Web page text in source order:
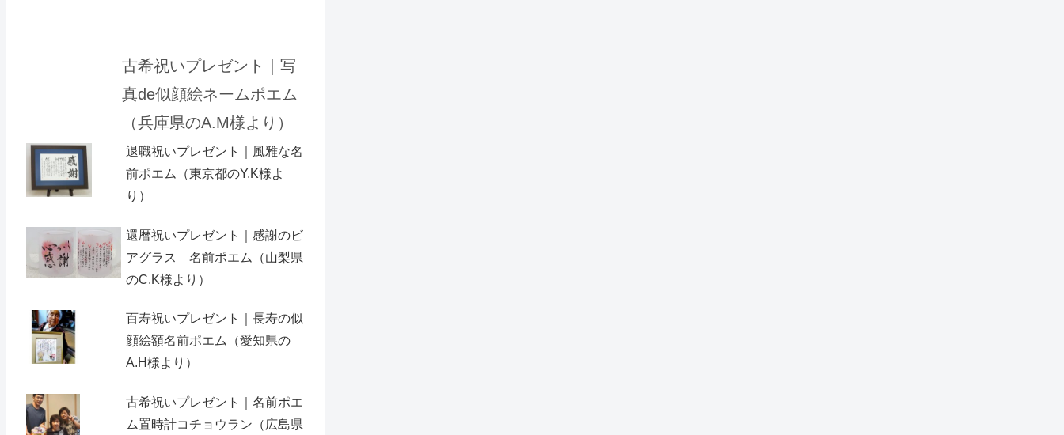
古希祝いプレゼント｜写
真de似顔絵ネームポエム
（兵庫県のA.M様より）
退職祝いプレゼント｜風雅な名
前ポエム（東京都のY.K様よ
り）
還暦祝いプレゼント｜感謝のビ
アグラス 名前ポエム（山梨県
のC.K様より）
百寿祝いプレゼント｜長寿の似
顔絵額名前ポエム（愛知県の
A.H様より ）
古希祝いプレゼント｜名前ポエ
ム置時計コチョウラン（広島県